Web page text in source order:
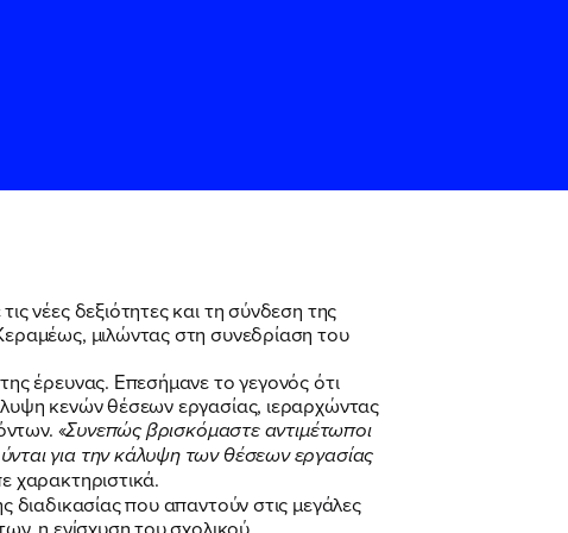
νέες δεξιότητες και τη σύνδεση της
μιλώντας στη συνεδρίαση του
έρευνας. Επεσήμανε το γεγονός ότι
κενών θέσεων εργασίας, ιεραρχώντας
«Συνεπώς βρισκόμαστε αντιμέτωποι
για την κάλυψη των θέσεων εργασίας
χαρακτηριστικά.
που απαντούν στις μεγάλες
η ενίσχυση του σχολικού
Όρους Χρήσης
Όρους Χρήσης